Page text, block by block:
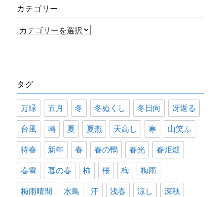
ブ
カテゴリー
カ
ー
タグ
万緑 五月 冬 冬ぬくし 冬日向 冴返る
台風 囀 夏 夏燕 天高し 寒 山笑ふ
待春 新年 春 春の鴨 春光 春炬燵
春雪 暮の春 柿 桜 梅 梅雨
梅雨晴間 水鳥 汗 浅春 涼し 深秋